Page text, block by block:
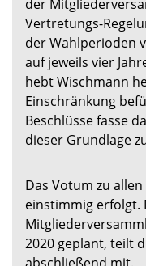
der
Vertretungs-
der Wahlperioden
auf jeweils vier
hebt Wischmann
Einschränkung
Beschlüsse fasse
dieser Grundlage
Das Votum zu
einstimmig erfolgt.
2020 geplant, teilt